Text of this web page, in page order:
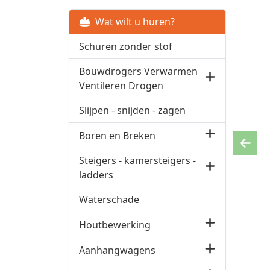
Wat wilt u huren?
Schuren zonder stof
Bouwdrogers Verwarmen
Ventileren Drogen
Slijpen - snijden - zagen
Boren en Breken
Steigers - kamersteigers -
ladders
Waterschade
Houtbewerking
Aanhangwagens